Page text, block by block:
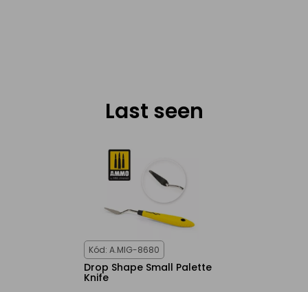
Last seen
Kód: A.MIG-8680
Drop Shape Small Palette
Knife